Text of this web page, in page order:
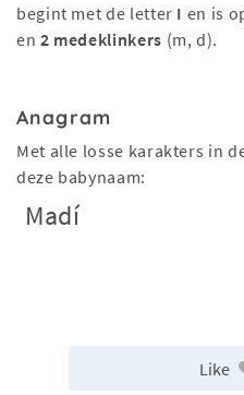
begint met de letter I en is
en 2 medeklinkers (m, d).
Anagram
Met alle losse karakters in
deze babynaam:
Madí
Like